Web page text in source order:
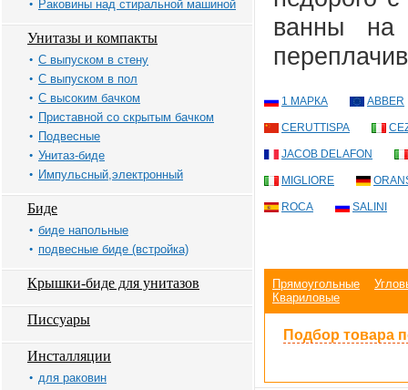
Раковины над стиральной машиной
Унитазы и компакты
С выпуском в стену
С выпуском в пол
С высоким бачком
Приставной со скрытым бачком
Подвесные
Унитаз-биде
Импульсный,электронный
Биде
биде напольные
подвесные биде (встройка)
Крышки-биде для унитазов
Писсуары
Инсталляции
для раковин
ванны на
1 МАРКА ABBER
CERUTTISPA
JACOB DELAFON
MIGLIORE
ROCA SALINI
Прямоугольные
Квариловые
Подбор товара